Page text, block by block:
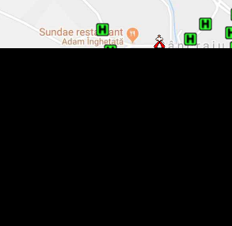
Pensiunea Erika, Sancraiu ,